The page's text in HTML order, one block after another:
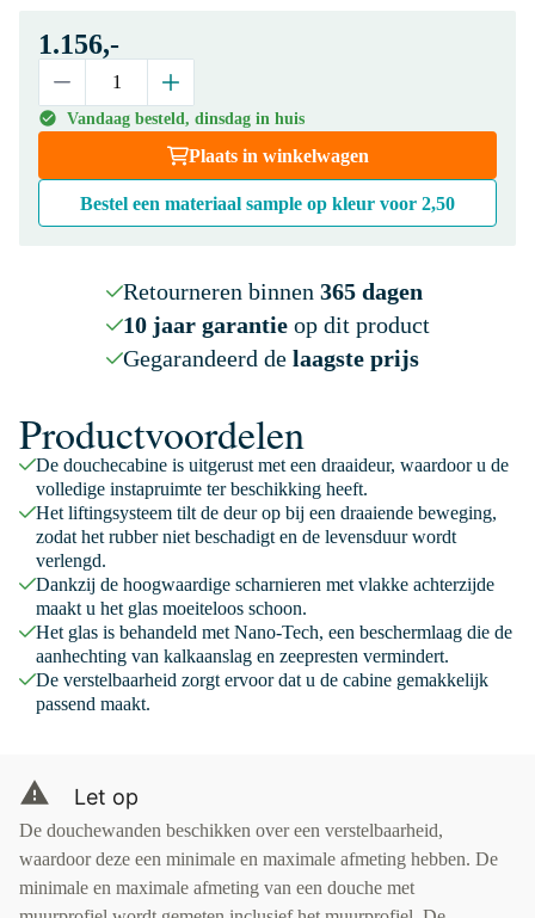
1.156,-
Vandaag besteld, dinsdag in huis
Plaats in winkelwagen
Bestel een materiaal sample op kleur voor 2,50
Retourneren binnen 365 dagen
10 jaar garantieop dit product
Gegarandeerd de laagste prijs
Productvoordelen
De douchecabine is uitgerust met een draaideur, waardoor u de
volledige instapruimte ter beschikking heeft.
Het liftingsysteem tilt de deur op bij een draaiende beweging,
zodat het rubber niet beschadigt en de levensduur wordt
verlengd.
Dankzij de hoogwaardige scharnieren met vlakke achterzijde
maakt u het glas moeiteloos schoon.
Het glas is behandeld met Nano-Tech, een beschermlaag die de
aanhechting van kalkaanslag en zeepresten vermindert.
De verstelbaarheid zorgt ervoor dat u de cabine gemakkelijk
passend maakt.
Let op
De douchewanden beschikken over een verstelbaarheid,
waardoor deze een minimale en maximale afmeting hebben. De
minimale en maximale afmeting van een douche met